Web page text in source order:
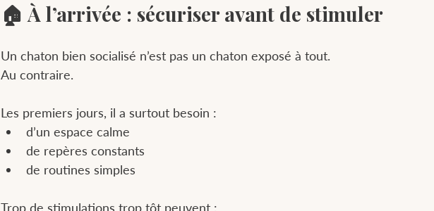
🏠 À l’arrivée : sécuriser avant de stimuler
Un chaton bien socialisé n’est pas un chaton exposé à tout.
Au contraire.
Les premiers jours, il a surtout besoin :
d’un espace calme
de repères constants
de routines simples
Trop de stimulations trop tôt peuvent :